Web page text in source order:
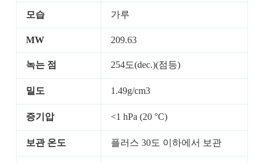
모습 가루
MW 209.63
녹는 점 254도(dec.)(점등)
밀도 1.49g/cm3
증기압 <1 hPa (20 °C)
보관 온도 플러스 30도 이하에서 보관